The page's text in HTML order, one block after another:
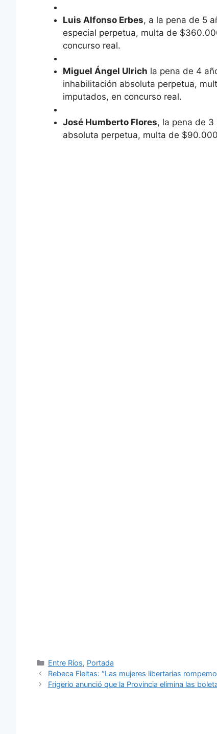
Luis Alfonso Erbes, a la pena de 5
especial perpetua, multa de
concurso real.
Miguel Ángel Ulrich la pena de 4
inhabilitación absoluta perpetua,
imputados, en concurso real.
José Humberto Flores, la pena de 3
absoluta perpetua, multa de
Categorías
Entre Ríos, Portada
Rebeca Fleitas: “Las mujeres libertarias
Frigerio anunció que la Provincia elimina las